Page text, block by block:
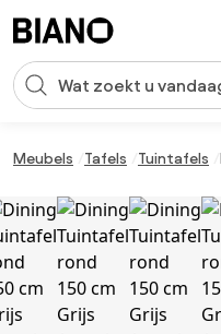
Zoekopdracht invoeren
Meubels Tafels Tuintafels